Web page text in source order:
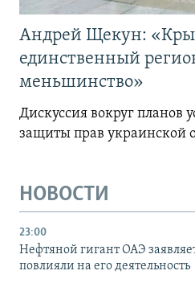
Андрей Щекун:
единственный
меньшинство»
Дискуссия вокруг планов
защиты прав
НОВОСТИ
23:00
Нефтяной гигант ОАЭ
повлияли на его деятельность